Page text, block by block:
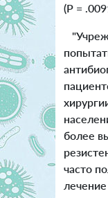
(P =
более
часто